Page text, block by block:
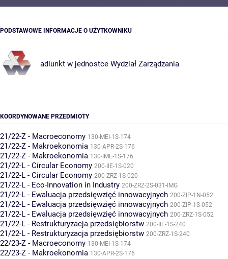
PODSTAWOWE INFORMACJE O UŻYTKOWNIKU
adiunkt w jednostce Wydział Zarządzania
KOORDYNOWANE PRZEDMIOTY
21/22-Z - Macroeconomy 130-MEI-1S-174
21/22-Z - Makroekonomia 130-APR-2S-176
21/22-Z - Makroekonomia 130-IME-1S-176
21/22-L - Circular Economy 200-IIE-1S-020
21/22-L - Circular Economy 200-ZRZ-1S-020
21/22-L - Eco-Innovation in Industry 200-ZRZ-2S-031-IMG
21/22-L - Ewaluacja przedsięwzięć innowacyjnych 200-ZIP-1N-052
21/22-L - Ewaluacja przedsięwzięć innowacyjnych 200-ZIP-1S-052
21/22-L - Ewaluacja przedsięwzięć innowacyjnych 200-ZRZ-1S-052
21/22-L - Restrukturyzacja przedsiębiorstw 200-IIE-1S-240
21/22-L - Restrukturyzacja przedsiębiorstw 200-ZRZ-1S-240
22/23-Z - Macroeconomy 130-MEI-1S-174
22/23-Z - Makroekonomia 130-APR-2S-176